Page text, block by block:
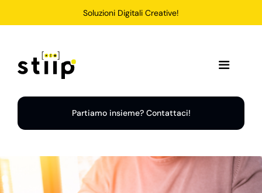
Soluzioni Digitali Creative!
Toggle
Home
Soluzioni
Partiamo insieme? Contattaci!